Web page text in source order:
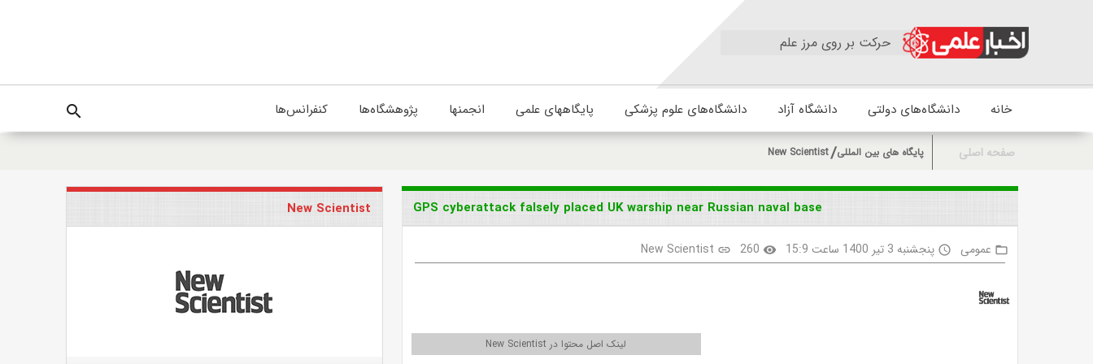
حرکت بر روی مرز علم
خانه دانشگاه‌های دولتی دانشگاه آزاد دانشگاه‌های علوم پزشکی پایگاههای علمی انجمنها پژوهشگاه‌ها کنفرانس‌ها search
صفحه اصلی پایگاه های بین المللی New Scientist
GPS cyberattack falsely placed UK warship near Russian naval base
folder_open عمومی access_time پنجشنبه 3 تیر 1400 ساعت 15:9 visibility
260
link
New Scientist
لینک اصل محتوا در New Scientist
New Scientist